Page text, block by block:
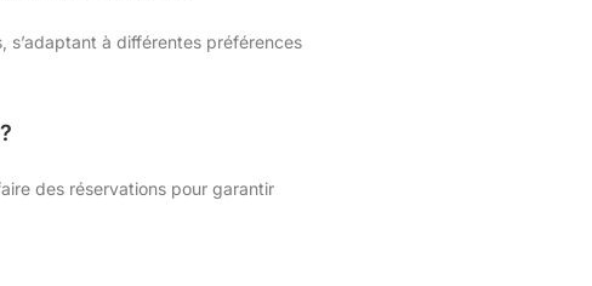
s’adaptant à différentes préférences
des réservations pour garantir